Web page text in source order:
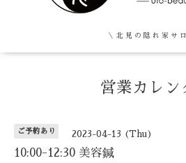
＼ 北 見 の 隠 れ 家 サ
営業カレン
ご予約あり 2023-04-13 (Thu)
10:00-12:30 美容鍼